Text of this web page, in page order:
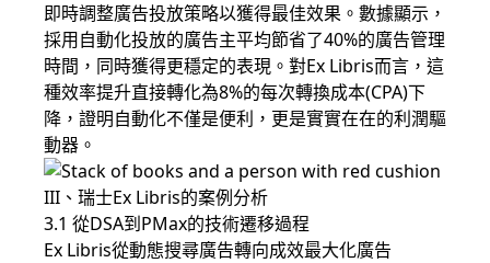
即時調整廣告投放策略以獲得最佳效果。數據顯示，
採用自動化投放的廣告主平均節省了40%的廣告管理
時間，同時獲得更穩定的表現。對Ex Libris而言，這
種效率提升直接轉化為8%的每次轉換成本(CPA)下
降，證明自動化不僅是便利，更是實實在在的利潤驅
動器。
III、瑞士Ex Libris的案例分析
3.1 從DSA到PMax的技術遷移過程
Ex Libris從動態搜尋廣告轉向成效最大化廣告